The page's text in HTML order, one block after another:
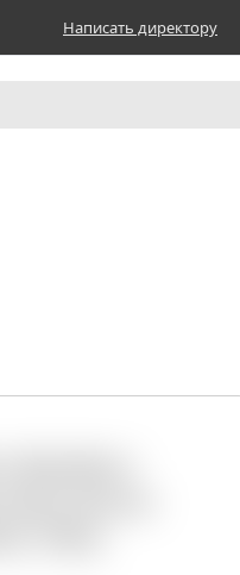
Написать директору